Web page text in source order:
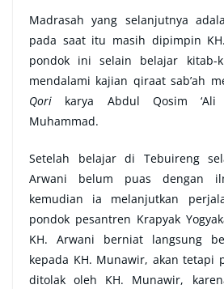
Madrasah yang selanjutnya
pada saat itu masih dipimpin
pondok ini selain belajar kitab-
mendalami kajian qiraat sab’ah
Qori karya Abdul Qosim
Muhammad.
Setelah belajar di Tebuireng
Arwani belum puas dengan
kemudian ia melanjutkan
pondok pesantren Krapyak
KH. Arwani berniat langsung
kepada KH. Munawir, akan tetapi
ditolak oleh KH. Munawir,